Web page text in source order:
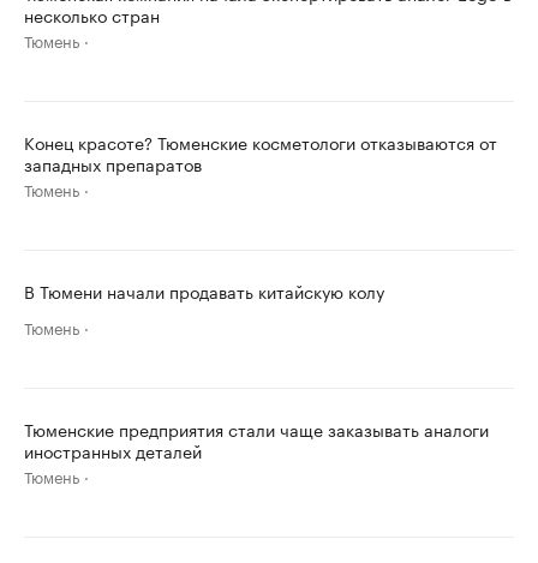
несколько стран
Тюмень
Конец красоте? Тюменские косметологи отказываются от
западных препаратов
Тюмень
В Тюмени начали продавать китайскую колу
Тюмень
Тюменские предприятия стали чаще заказывать аналоги
иностранных деталей
Тюмень